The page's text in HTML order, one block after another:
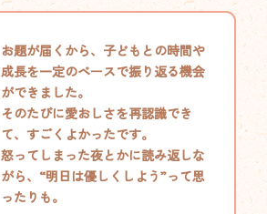
お題が届くから、子どもとの時間や
成長を一定のペースで振り返る機会
ができました。
そのたびに愛おしさを再認識でき
て、すごくよかったです。
怒ってしまった夜とかに読み返しな
がら、“明日は優しくしよう”って思
ったりも。